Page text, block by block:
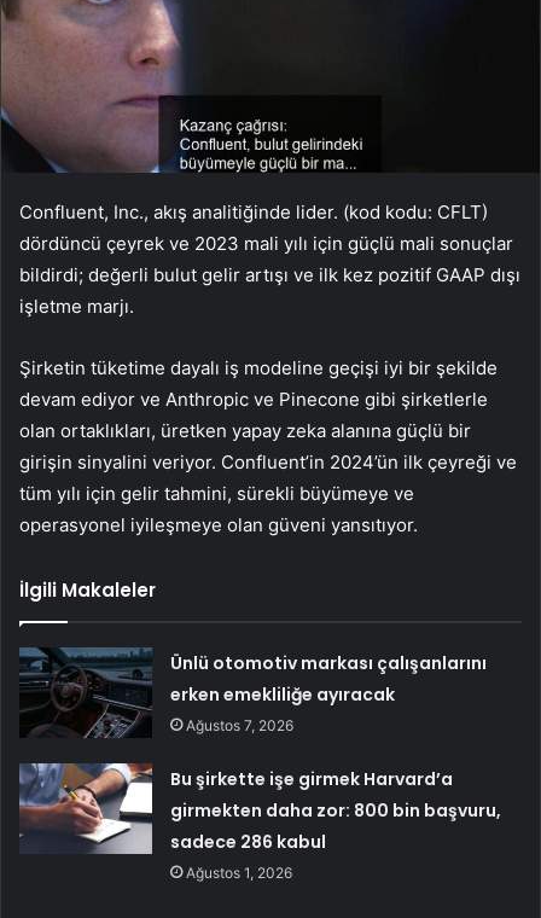
Confluent, Inc., akış analitiğinde lider. (kod kodu: CFLT)
dördüncü çeyrek ve 2023 mali yılı için güçlü mali sonuçlar
bildirdi; değerli bulut gelir artışı ve ilk kez pozitif GAAP dışı
işletme marjı.
Şirketin tüketime dayalı iş modeline geçişi iyi bir şekilde
devam ediyor ve Anthropic ve Pinecone gibi şirketlerle
olan ortaklıkları, üretken yapay zeka alanına güçlü bir
girişin sinyalini veriyor. Confluent’in 2024’ün ilk çeyreği ve
tüm yılı için gelir tahmini, sürekli büyümeye ve
operasyonel iyileşmeye olan güveni yansıtıyor.
İlgili Makaleler
Ünlü otomotiv markası çalışanlarını
erken emekliliğe ayıracak
Ağustos 7, 2026
Bu şirkette işe girmek Harvard’a
girmekten daha zor: 800 bin başvuru,
sadece 286 kabul
Ağustos 1, 2026